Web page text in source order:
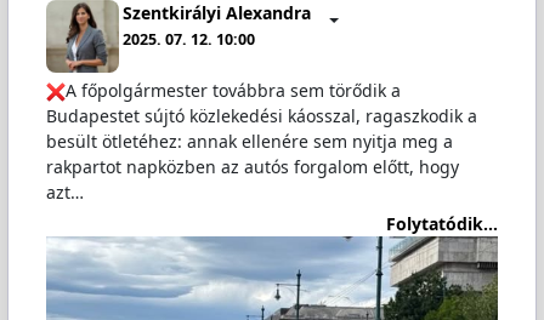
Szentkirályi Alexandra
2025. 07. 12. 10:00
A főpolgármester továbbra sem törődik a
Budapestet sújtó közlekedési káosszal, ragaszkodik a
besült ötletéhez: annak ellenére sem nyitja meg a
rakpartot napközben az autós forgalom előtt, hogy
azt…
Folytatódik...